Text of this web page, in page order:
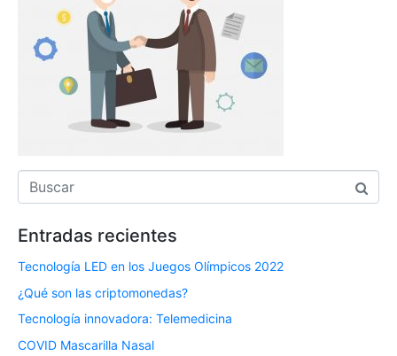
Entradas recientes
Tecnología LED en los Juegos Olímpicos 2022
¿Qué son las criptomonedas?
Tecnología innovadora: Telemedicina
COVID Mascarilla Nasal